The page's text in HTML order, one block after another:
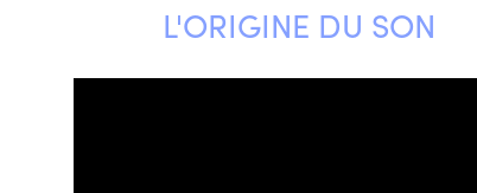
L'ORIGINE DU SON